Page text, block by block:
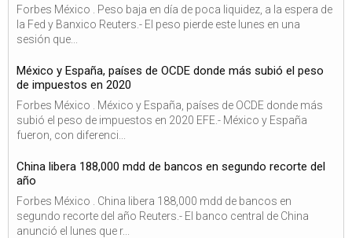
Forbes México . Peso baja en día de poca liquidez, a la espera de
la Fed y Banxico Reuters.- El peso pierde este lunes en una
sesión que...
México y España, países de OCDE donde más subió el peso
de impuestos en 2020
Forbes México . México y España, países de OCDE donde más
subió el peso de impuestos en 2020 EFE.- México y España
fueron, con diferenci...
China libera 188,000 mdd de bancos en segundo recorte del
año
Forbes México . China libera 188,000 mdd de bancos en
segundo recorte del año Reuters.- El banco central de China
anunció el lunes que r...